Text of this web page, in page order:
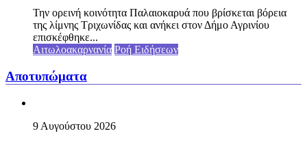
Την ορεινή κοινότητα Παλαιοκαρυά που βρίσκεται βόρεια
της λίμνης Τριχωνίδας και ανήκει στον Δήμο Αγρινίου
επισκέφθηκε...
Αιτωλοακαρνανία Ροή Ειδήσεων
Αποτυπώματα
9 Αυγούστου 2026